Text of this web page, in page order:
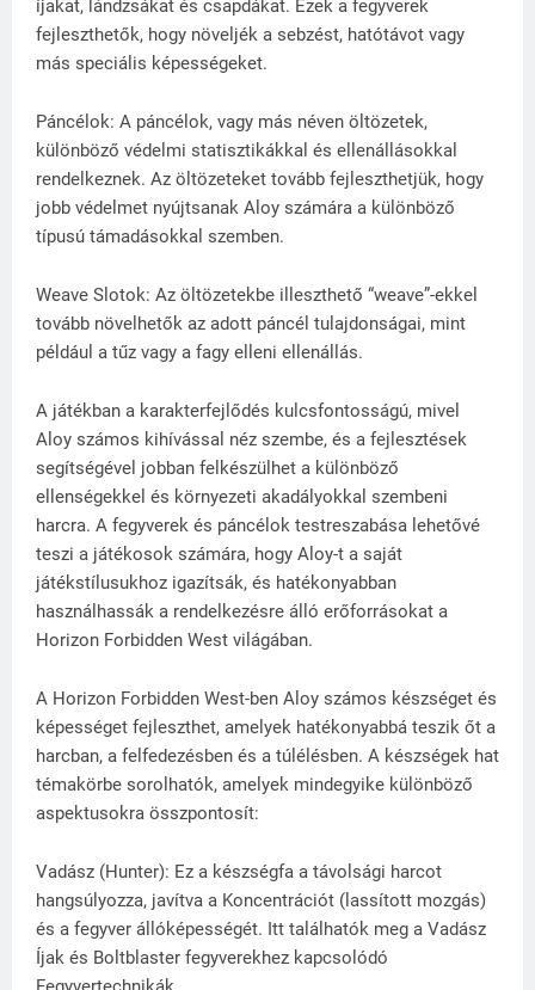
íjakat, lándzsákat és csapdákat. Ezek a fegyverek
fejleszthetők, hogy növeljék a sebzést, hatótávot vagy
más speciális képességeket.
Páncélok: A páncélok, vagy más néven öltözetek,
különböző védelmi statisztikákkal és ellenállásokkal
rendelkeznek. Az öltözeteket tovább fejleszthetjük, hogy
jobb védelmet nyújtsanak Aloy számára a különböző
típusú támadásokkal szemben.
Weave Slotok: Az öltözetekbe illeszthető “weave”-ekkel
tovább növelhetők az adott páncél tulajdonságai, mint
például a tűz vagy a fagy elleni ellenállás.
A játékban a karakterfejlődés kulcsfontosságú, mivel
Aloy számos kihívással néz szembe, és a fejlesztések
segítségével jobban felkészülhet a különböző
ellenségekkel és környezeti akadályokkal szembeni
harcra. A fegyverek és páncélok testreszabása lehetővé
teszi a játékosok számára, hogy Aloy-t a saját
játékstílusukhoz igazítsák, és hatékonyabban
használhassák a rendelkezésre álló erőforrásokat a
Horizon Forbidden West világában.
A Horizon Forbidden West-ben Aloy számos készséget és
képességet fejleszthet, amelyek hatékonyabbá teszik őt a
harcban, a felfedezésben és a túlélésben. A készségek hat
témakörbe sorolhatók, amelyek mindegyike különböző
aspektusokra összpontosít:
Vadász (Hunter): Ez a készségfa a távolsági harcot
hangsúlyozza, javítva a Koncentrációt (lassított mozgás)
és a fegyver állóképességét. Itt találhatók meg a Vadász
Íjak és Boltblaster fegyverekhez kapcsolódó